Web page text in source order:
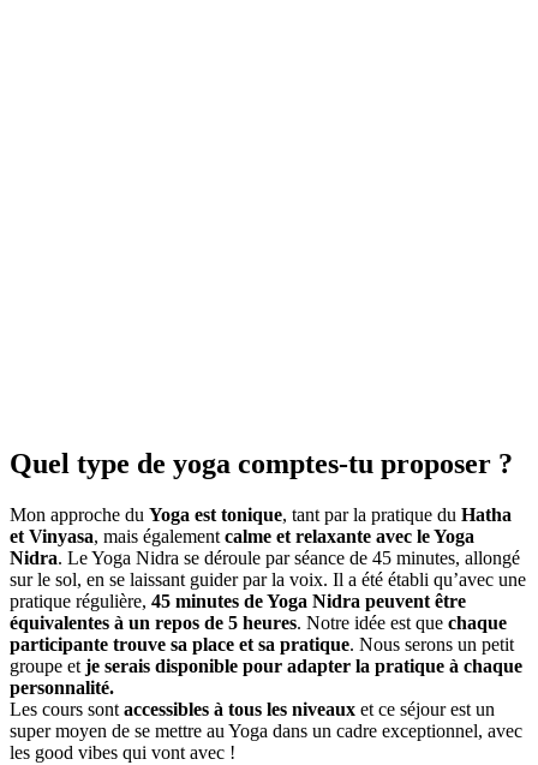
Quel type de yoga comptes-tu proposer ?
Mon approche du Yoga est tonique, tant par la pratique du Hatha
et Vinyasa, mais également calme et relaxante avec le Yoga
Nidra. Le Yoga Nidra se déroule par séance de 45 minutes, allongé
sur le sol, en se laissant guider par la voix. Il a été établi qu’avec une
pratique régulière, 45 minutes de Yoga Nidra peuvent être
équivalentes à un repos de 5 heures. Notre idée est que chaque
participante trouve sa place et sa pratique. Nous serons un petit
groupe et je serais disponible pour adapter la pratique à chaque
personnalité.
Les cours sont accessibles à tous les niveaux et ce séjour est un
super moyen de se mettre au Yoga dans un cadre exceptionnel, avec
les good vibes qui vont avec !